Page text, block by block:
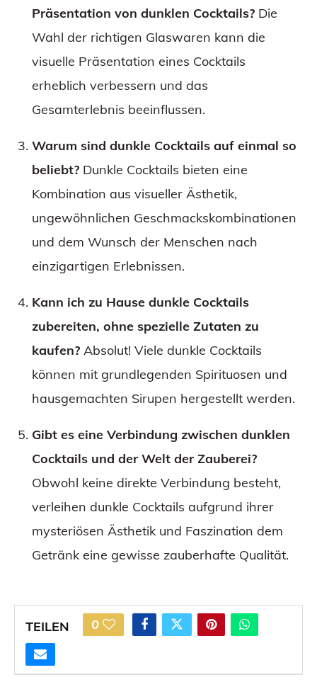
Präsentation von dunklen Cocktails? Die
Wahl der richtigen Glaswaren kann die
visuelle Präsentation eines Cocktails
erheblich verbessern und das
Gesamterlebnis beeinflussen.
Warum sind dunkle Cocktails auf einmal so
beliebt? Dunkle Cocktails bieten eine
Kombination aus visueller Ästhetik,
ungewöhnlichen Geschmackskombinationen
und dem Wunsch der Menschen nach
einzigartigen Erlebnissen.
Kann ich zu Hause dunkle Cocktails
zubereiten, ohne spezielle Zutaten zu
kaufen? Absolut! Viele dunkle Cocktails
können mit grundlegenden Spirituosen und
hausgemachten Sirupen hergestellt werden.
Gibt es eine Verbindung zwischen dunklen
Cocktails und der Welt der Zauberei?
Obwohl keine direkte Verbindung besteht,
verleihen dunkle Cocktails aufgrund ihrer
mysteriösen Ästhetik und Faszination dem
Getränk eine gewisse zauberhafte Qualität.
TEILEN 0